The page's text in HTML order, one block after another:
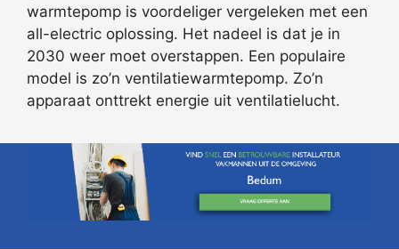
warmtepomp is voordeliger vergeleken met een
all-electric oplossing. Het nadeel is dat je in
2030 weer moet overstappen. Een populaire
model is zo’n ventilatiewarmtepomp. Zo’n
apparaat onttrekt energie uit ventilatielucht.